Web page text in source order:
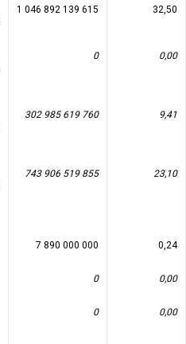
1 046 892 139 615 32,50
0 0,00
302 985 619 760 9,41
743 906 519 855 23,10
7 890 000 000 0,24
0 0,00
0 0,00